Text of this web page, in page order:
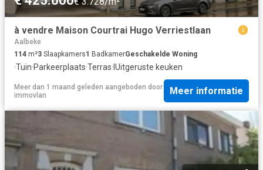
à vendre Maison Courtrai Hugo Verriestlaan
Aalbeke
114 m²3 Slaapkamers1 BadkamerGeschakelde Woning
·Tuin·Parkeerplaats·Terras· IUitgeruste keuken
Meer dan 1 maand geleden aangeboden door
immovlan
Meer informatie